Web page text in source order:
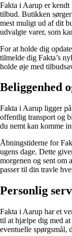
Fakta i Aarup er
tilbud. Butikken
mest muligt ud af dit
udvalgte varer, som
For at holde dig
tilmelde dig Fakta’s
holde øje med
Beliggenhed
Fakta i Aarup ligger
offentlig transport og
du nemt kan komme
Åbningstiderne for
ugens dage. Dette
morgenen og sent om
passer til din travle
Personlig
Fakta i Aarup har et
til at hjælpe dig med at
eventuelle spørgsmål,